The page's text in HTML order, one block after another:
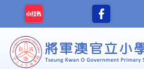
移至主內容